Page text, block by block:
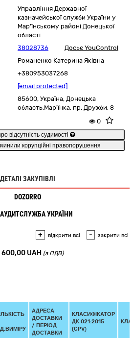
Управління Державної
казначейської служби України у
Мар'їнському районі Донецької
області
38028736
Досьє YouControl
Романенко Катерина Яківна
+380953037268
[email protected]
85600, Україна, Донецька
область,Мар'їнка, пр. Дружби, 8
0
відсутність судимості
корупційні правопорушення
ДЕТАЛІ ЗАКУПІВЛІ
DOZORRO
УКРАЇНИ
+ відкрити всі - закрити всі
600,00 UAH (з ПДВ)
АДРЕСА
ДОСТАВКИ
/ ПЕРІОД
ДОСТАВКИ
КЛАСИФІКАТОР
ДК 021:2015
(CPV)